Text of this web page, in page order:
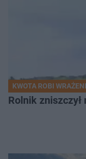
KWOTA ROBI
Rolnik